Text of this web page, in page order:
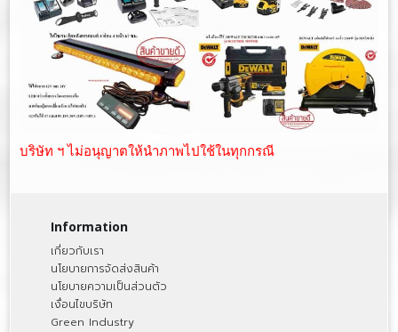
บริษัท ฯ ไม่อนุญาตให้นำภาพไปใช้ในทุกกรณี
Information
เกี่ยวกับเรา
นโยบายการจัดส่งสินค้า
นโยบายความเป็นส่วนตัว
เงื่อนไขบริษัท
Green Industry